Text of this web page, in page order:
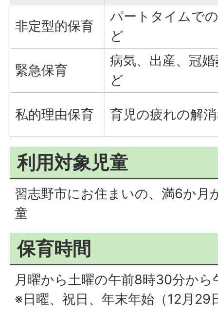
非定型的保育
パートタイムで
ど
緊急保育
病気、出産、冠
ど
私的理由保育 育児の疲れの解
利用対象児童
習志野市にお住まいの、満6か月
童
保育時間
月曜から土曜の午前8時30分から
※日曜、祝日、年末年始（12月29